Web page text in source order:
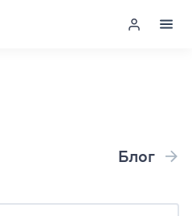
Cambridge English:
вебинара
Блог